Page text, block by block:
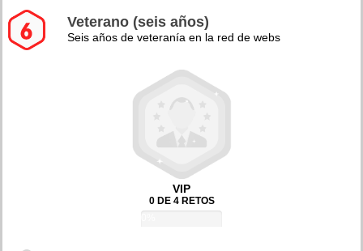
Veterano (seis años)
Seis años de veteranía en la red de webs
VIP
0 DE 4 RETOS